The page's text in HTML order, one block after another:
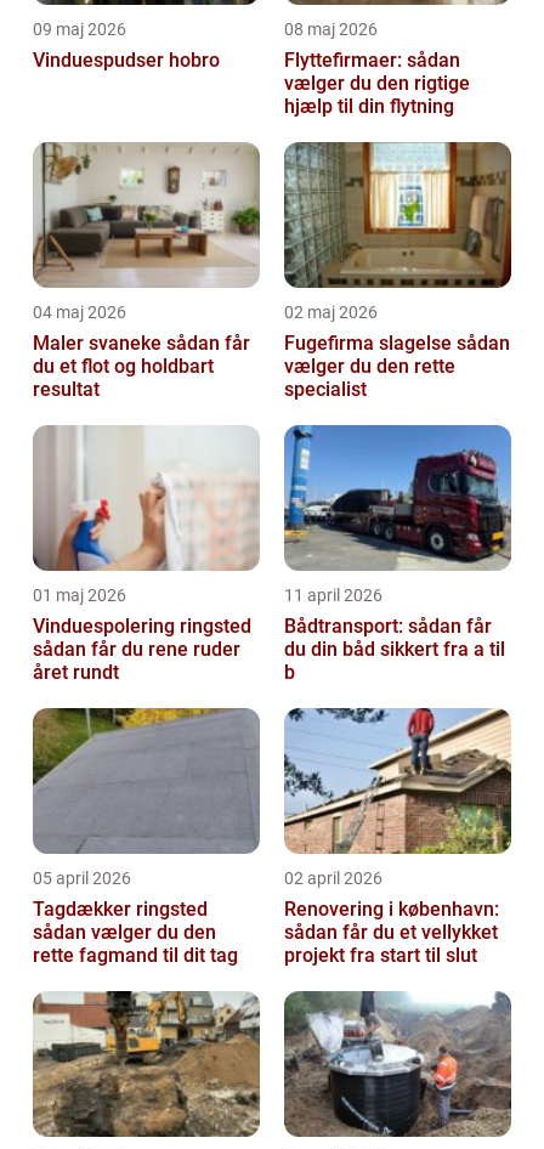
09 maj 2026
Vinduespudser hobro
08 maj 2026
Flyttefirmaer: sådan
vælger du den rigtige
hjælp til din flytning
04 maj 2026
Maler svaneke sådan får
du et flot og holdbart
resultat
02 maj 2026
Fugefirma slagelse sådan
vælger du den rette
specialist
01 maj 2026
Vinduespolering ringsted
sådan får du rene ruder
året rundt
11 april 2026
Bådtransport: sådan får
du din båd sikkert fra a til
b
05 april 2026
Tagdækker ringsted
sådan vælger du den
rette fagmand til dit tag
02 april 2026
Renovering i københavn:
sådan får du et vellykket
projekt fra start til slut